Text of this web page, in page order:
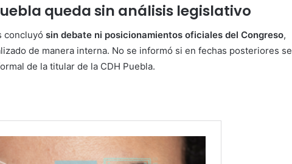
queda sin análisis legislativo
concluyó sin debate ni posicionamientos oficiales del Congreso,
de manera interna. No se informó si en fechas posteriores se
de la titular de la CDH Puebla.